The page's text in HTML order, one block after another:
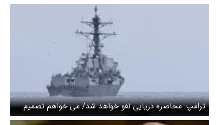
ترامپ: محاصره دریایی لغو خواهد شد/ می خواهم تصمیم
نهایی درباره ایران را بگیرم